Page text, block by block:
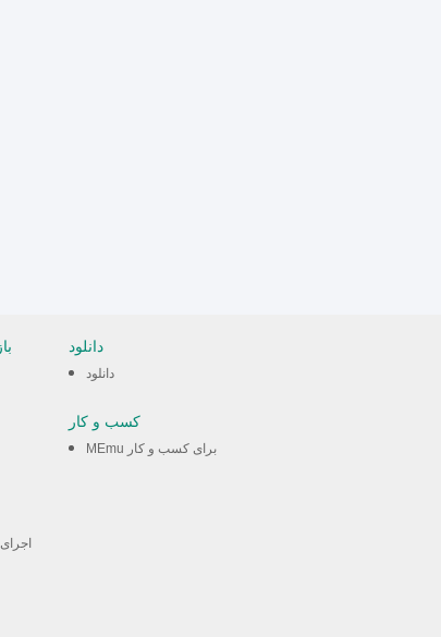
دانلود
دانلود
کسب و کار
MEmu برای کسب و کار